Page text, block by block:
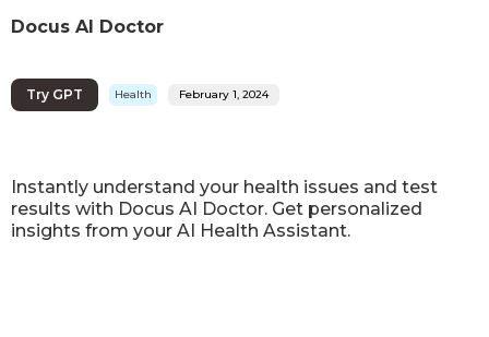
Docus AI Doctor
Try GPT Health February 1, 2024
Instantly understand your health issues and test
results with Docus AI Doctor. Get personalized
insights from your AI Health Assistant.